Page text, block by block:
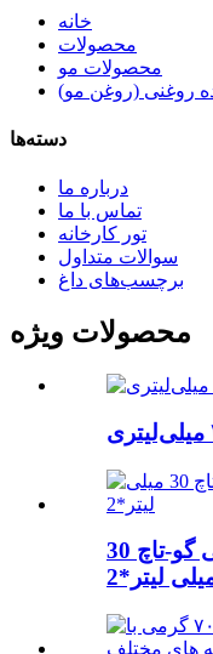
خانه
محصولات
محصولات مو
روغنی (روغن مو)
دسته‌ها
درباره ما
تماس با ما
تور کارخانه
سوالات متداول
برچسب‌های داغ
محصولات ویژه
رنگ موی کرمی نیمه دائمی گو-تاچ 30
لیتر*2